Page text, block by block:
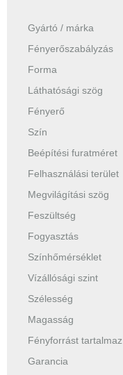
Gyártó / márka
Fényerőszabályzás
Forma
Láthatósági szög
Fényerő
Szín
Beépítési furatméret
Felhasználási terület
Megvilágítási szög
Feszültség
Fogyasztás
Színhőmérséklet
Vízállósági szint
Szélesség
Magasság
Fényforrást tartalmaz
Garancia